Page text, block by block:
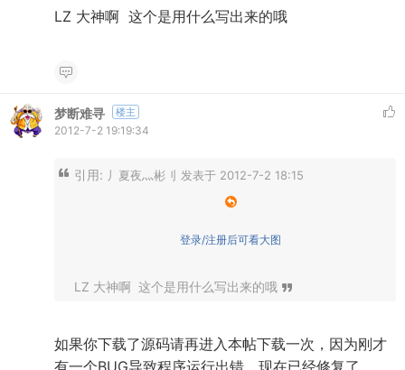
LZ 大神啊 这个是用什么写出来的哦
梦断难寻 楼主
2012-7-2 19:19:34
引用: 丿夏夜灬彬刂 发表于 2012-7-2 18:15
登录/注册后可看大图
LZ 大神啊 这个是用什么写出来的哦
如果你下载了源码请再进入本帖下载一次，因为刚才
有一个BUG导致程序运行出错。现在已经修复了。